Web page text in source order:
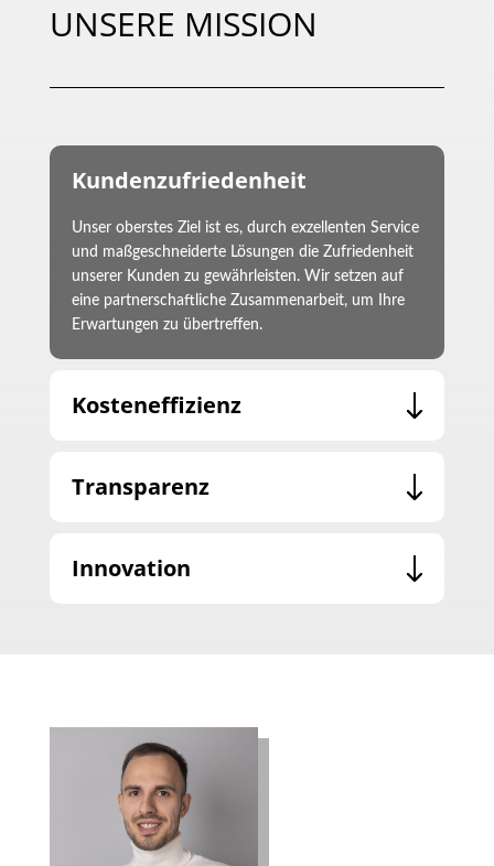
UNSERE MISSION
Kundenzufriedenheit
Unser oberstes Ziel ist es, durch exzellenten Service
und maßgeschneiderte Lösungen die Zufriedenheit
unserer Kunden zu gewährleisten. Wir setzen auf
eine partnerschaftliche Zusammenarbeit, um Ihre
Erwartungen zu übertreffen.
Kosteneffizienz
Transparenz
Innovation